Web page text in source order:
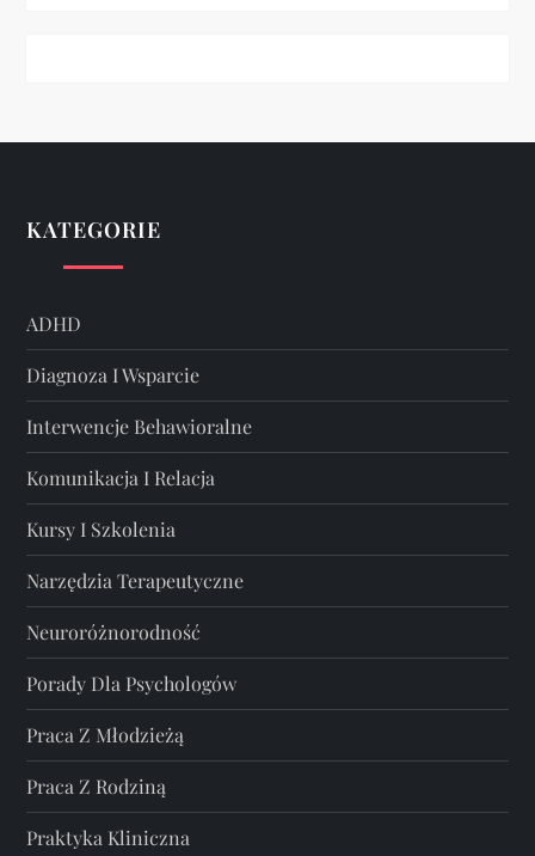
KATEGORIE
ADHD
Diagnoza I Wsparcie
Interwencje Behawioralne
Komunikacja I Relacja
Kursy I Szkolenia
Narzędzia Terapeutyczne
Neuroróżnorodność
Porady Dla Psychologów
Praca Z Młodzieżą
Praca Z Rodziną
Praktyka Kliniczna